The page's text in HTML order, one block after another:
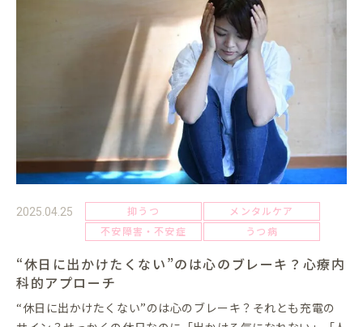
2025.04.25 抑うつ
メンタルケア
不安障害・不安症
うつ病
“休日に出かけたくない”のは心のブレーキ？心療内
科的アプローチ
“休日に出かけたくない”のは心のブレーキ？それとも充電の